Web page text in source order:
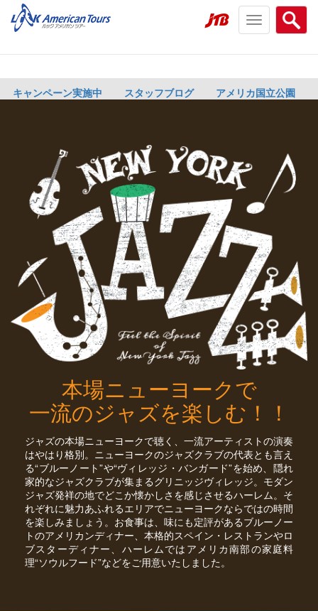
Toggle
navigation
キャンペーン実施中 スタッフブログ アメリカ国立公園
本場ニューヨークで
一流のジャズを楽しむ！！
ジャズの本場ニューヨークで聴く、一流アーティストの演奏
はやはり格別。ニューヨークのジャズクラブの代表とも言え
る“ブルーノート”や“ヴィレッジ・バンガード”を始め、隠れ
家的なジャズクラブが集まるグリニッジヴィレッジ。モダン
ジャズ発祥の地でどこか懐かしさを感じさせるハーレム。そ
れぞれに魅力あふれるエリアでニューヨークならではの時間
を楽しみましょう。お食事は、味にも定評があるブルーノー
トのアメリカンディナー、本格的スペイン・レストランやロ
ブスターディナー、ハーレムではアメリカ南部の家庭料
理“ソウルフード”などをご用意いたしました。